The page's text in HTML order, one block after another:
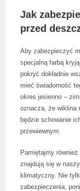
Jak
przed
Aby zabezpieczyć
specjalną farbą
pokryć dokładnie
mieć świadomość
okres jesienno –
oznacza, że wiklina
będzie schowanie
przewiewnym.
Pamiętajmy
znajdują się w
klimatyczny. Nie
zabezpieczenia,